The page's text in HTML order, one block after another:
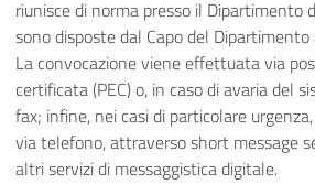
riunisce di norma presso il Dipartimento
sono disposte dal Capo del
La convocazione viene effettuata via
certificata (PEC) o, in caso di avaria del
fax; infine, nei casi di particolare
via telefono, attraverso short message
altri servizi di messaggistica digitale.